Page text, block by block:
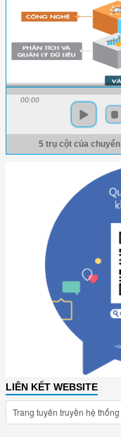
00:00
5 trụ cột của
LIÊN KẾT WEBSITE